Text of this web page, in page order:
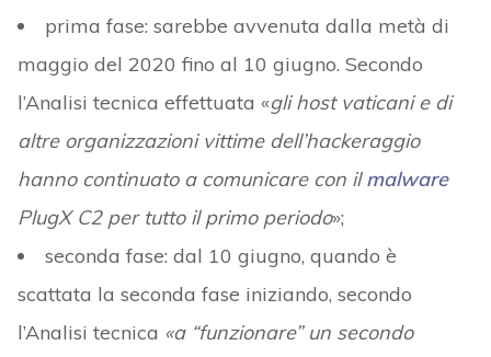
prima fase: sarebbe avvenuta dalla metà di
maggio del 2020 fino al 10 giugno. Secondo
l’Analisi tecnica effettuata «gli host vaticani e di
altre organizzazioni vittime dell’hackeraggio
hanno continuato a comunicare con ilmalware
PlugX C2 per tutto il primo periodo»;
seconda fase: dal 10 giugno, quando è
scattata la seconda fase iniziando, secondo
l’Analisi tecnica «a “funzionare” un secondo